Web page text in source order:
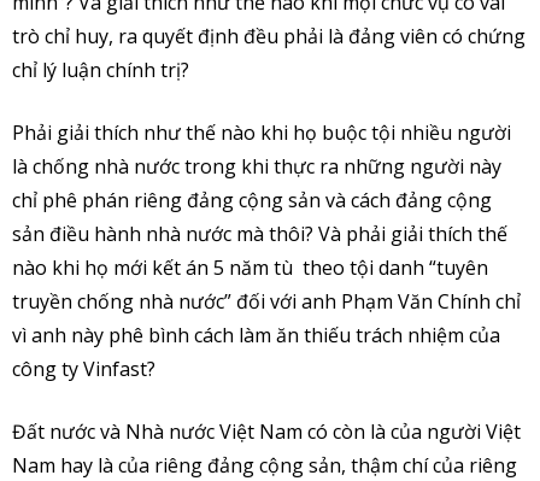
trò chỉ huy, ra quyết định đều phải là đảng viên có chứng
chỉ lý luận chính trị?
Phải giải thích như thế nào khi họ buộc tội nhiều người
là chống nhà nước trong khi thực ra những người này
chỉ phê phán riêng đảng cộng sản và cách đảng cộng
sản điều hành nhà nước mà thôi? Và phải giải thích thế
nào khi họ mới kết án 5 năm tù theo tội danh “tuyên
truyền chống nhà nước” đối với anh Phạm Văn Chính chỉ
vì anh này phê bình cách làm ăn thiếu trách nhiệm của
công ty Vinfast?
Đất nước và Nhà nước Việt Nam có còn là của người Việt
Nam hay là của riêng đảng cộng sản, thậm chí của riêng